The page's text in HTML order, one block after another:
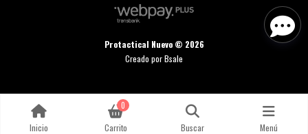
Protactical Nuevo © 2026
Creado porBsale
Inicio
0
Carrito Buscar Menú